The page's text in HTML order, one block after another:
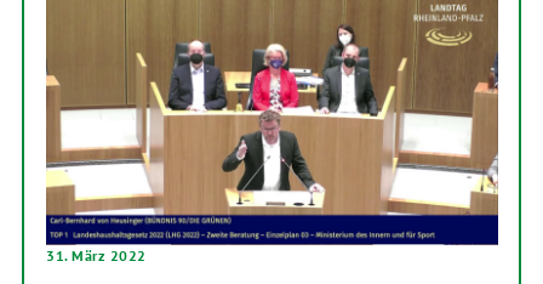
31. März 2022